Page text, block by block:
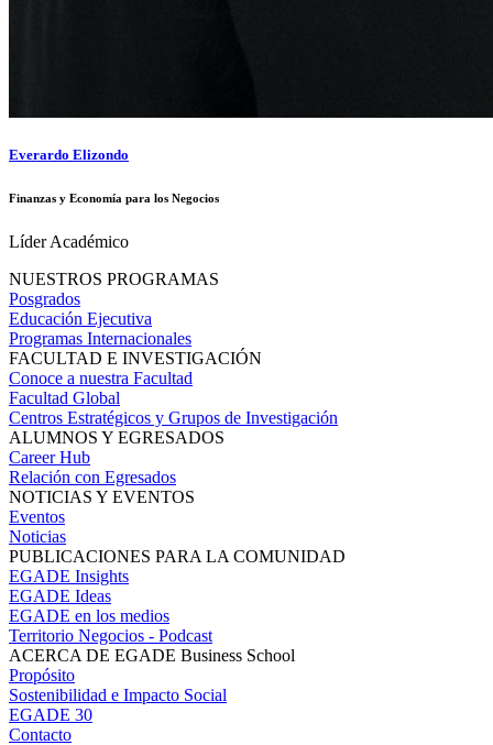
Everardo Elizondo
Finanzas y Economía para los Negocios
Líder Académico
NUESTROS PROGRAMAS
Posgrados
Educación Ejecutiva
Programas Internacionales
FACULTAD E INVESTIGACIÓN
Conoce a nuestra Facultad
Facultad Global
Centros Estratégicos y Grupos de Investigación
ALUMNOS Y EGRESADOS
Career Hub
Relación con Egresados
NOTICIAS Y EVENTOS
Eventos
Noticias
PUBLICACIONES PARA LA COMUNIDAD
EGADE Insights
EGADE Ideas
EGADE en los medios
Territorio Negocios - Podcast
ACERCA DE EGADE Business School
Propósito
Sostenibilidad e Impacto Social
EGADE 30
Contacto